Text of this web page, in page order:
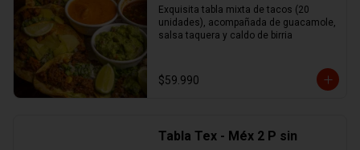
Exquisita tabla mixta de tacos (20
unidades), acompañada de guacamole,
salsa taquera y caldo de birria
$59.990
Tabla Tex - Méx 2 P sin